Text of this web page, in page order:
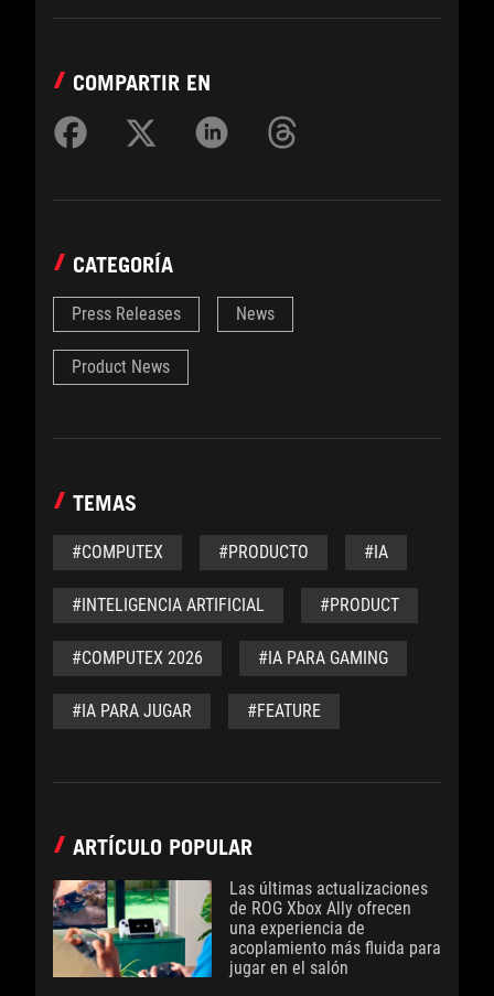
COMPARTIR EN
CATEGORÍA
Press Releases News
Product News
TEMAS
#COMPUTEX #PRODUCTO #IA
#INTELIGENCIA ARTIFICIAL #PRODUCT
#COMPUTEX 2026 #IA PARA GAMING
#IA PARA JUGAR #FEATURE
ARTÍCULO POPULAR
Las últimas actualizaciones
de ROG Xbox Ally ofrecen
una experiencia de
acoplamiento más fluida para
jugar en el salón